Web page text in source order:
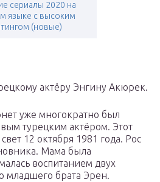
сериалы 2020 на
языке с высоким
(новые)
актёру Энгину Акюрек.
уже многократно был
турецким актёром. Этот
12 октября 1981 года. Рос
Мама была
воспитанием двух
младшего брата Эрен.